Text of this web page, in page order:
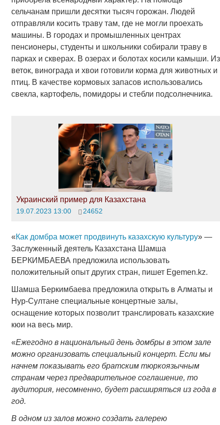
сельчанам пришли десятки тысяч горожан. Людей
отправляли косить траву там, где не могли проехать
машины. В городах и промышленных центрах
пенсионеры, студенты и школьники собирали траву в
парках и скверах. В озерах и болотах косили камыши. Из
веток, винограда и хвои готовили корма для животных и
птиц. В качестве кормовых запасов использовались
свекла, картофель, помидоры и стебли подсолнечника.
Украинский пример для Казахстана
19.07.2023 13:00 24652
«Как домбра может продвинуть казахскую культуру» —
Заслуженный деятель Казахстана Шамша
БЕРКИМБАЕВА предложила использовать
положительный опыт других стран, пишет Еgemen.kz.
Шамша Беркимбаева предложила открыть в Алматы и
Нур-Султане специальные концертные залы,
оснащение которых позволит транслировать казахские
кюи на весь мир.
«Ежегодно в национальный день домбры в этом зале
можно организовать специальный концерт. Если мы
начнем показывать его братским тюркоязычным
странам через предварительное соглашение, то
аудитория, несомненно, будет расширяться из года в
год.
В одном из залов можно создать галерею